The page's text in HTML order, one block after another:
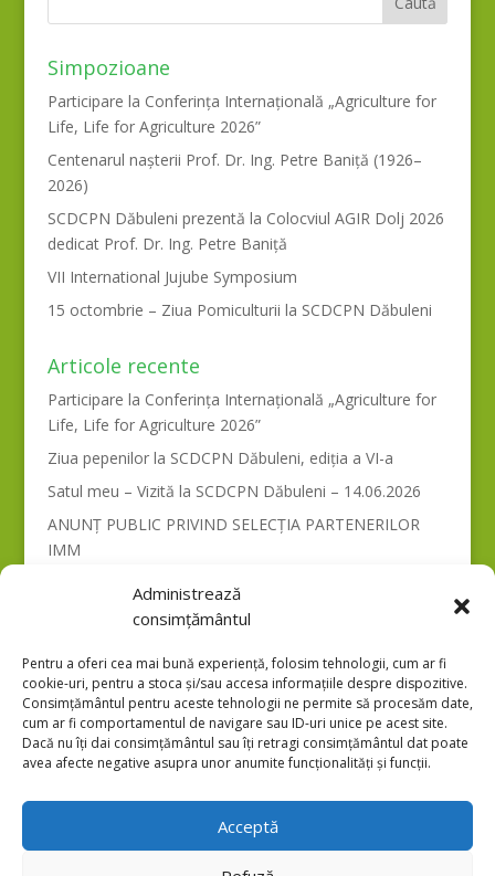
Administrează
consimțământul
Pentru a oferi cea mai bună experiență, folosim tehnologii, cum ar fi
cookie-uri, pentru a stoca și/sau accesa informațiile despre dispozitive.
Consimțământul pentru aceste tehnologii ne permite să procesăm date,
cum ar fi comportamentul de navigare sau ID-uri unice pe acest site.
Dacă nu îți dai consimțământul sau îți retragi consimțământul dat poate
avea afecte negative asupra unor anumite funcționalități și funcții.
Acceptă
Simpozioane
Participare la Conferința Internațională „Agriculture for
Life, Life for Agriculture 2026”
Centenarul nașterii Prof. Dr. Ing. Petre Baniță (1926–
2026)
SCDCPN Dăbuleni prezentă la Colocviul AGIR Dolj 2026
dedicat Prof. Dr. Ing. Petre Baniță
VII International Jujube Symposium
15 octombrie – Ziua Pomiculturii la SCDCPN Dăbuleni
Articole recente
Participare la Conferința Internațională „Agriculture for
Life, Life for Agriculture 2026”
Ziua pepenilor la SCDCPN Dăbuleni, ediția a VI-a
Satul meu – Vizită la SCDCPN Dăbuleni – 14.06.2026
ANUNȚ PUBLIC PRIVIND SELECȚIA PARTENERILOR
IMM
Anunt concurs cercetator debutant